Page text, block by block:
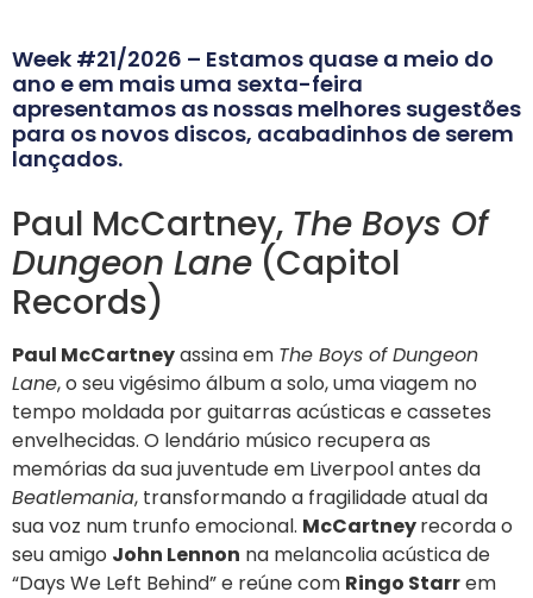
Week #21/2026 – Estamos quase a meio do
ano e em mais uma sexta-feira
apresentamos as nossas melhores sugestões
para os novos discos, acabadinhos de serem
lançados.
Paul McCartney, The Boys Of
Dungeon Lane (Capitol
Records)
Paul McCartneyassina em The Boys of Dungeon
Lane, o seu vigésimo álbum a solo, uma viagem no
tempo moldada por guitarras acústicas e cassetes
envelhecidas. O lendário músico recupera as
memórias da sua juventude em Liverpool antes da
Beatlemania, transformando a fragilidade atual da
sua voz num trunfo emocional. McCartneyrecorda o
seu amigo John Lennon na melancolia acústica de
“Days We Left Behind” e reúne com Ringo Starrem